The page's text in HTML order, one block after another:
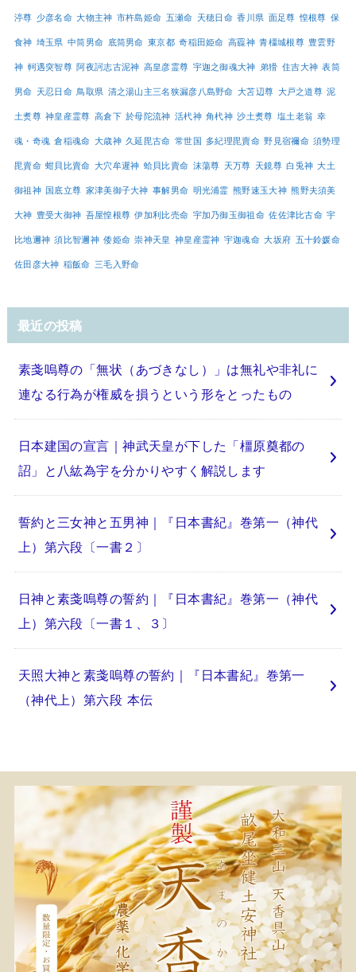
渟尊 少彦名命 大物主神 市杵島姫命 五瀬命 天穂日命 香川県 面足尊 惶根尊 保
食神 埼玉県 中筒男命 底筒男命 東京都 奇稲田姫命 高龗神 青橿城根尊 豊雲野
神 軻遇突智尊 阿夜訶志古泥神 高皇彦霊尊 宇迦之御魂大神 弟猾 住吉大神 表筒
男命 天忍日命 鳥取県 清之湯山主三名狭漏彦八島野命 大苫辺尊 大戸之道尊 泥
土煑尊 神皇産霊尊 高倉下 於母陀流神 活杙神 角杙神 沙土煑尊 塩土老翁 幸
魂・奇魂 倉稲魂命 大歳神 久延毘古命 常世国 多紀理毘賣命 野見宿禰命 須勢理
毘賣命 蚶貝比賣命 大穴牟遲神 蛤貝比賣命 沫蕩尊 天万尊 天鏡尊 白兎神 大土
御祖神 国底立尊 家津美御子大神 事解男命 明光浦霊 熊野速玉大神 熊野夫須美
大神 豊受大御神 吾屋惶根尊 伊加利比売命 宇加乃御玉御祖命 佐佐津比古命 宇
比地邇神 須比智邇神 倭姫命 崇神天皇 神皇産霊神 宇迦魂命 大坂府 五十鈴媛命
佐田彦大神 稲飯命 三毛入野命
最近の投稿
素戔嗚尊の「無状（あづきなし）」は無礼や非礼に
連なる行為が権威を損うという形をとったもの
日本建国の宣言｜神武天皇が下した「橿原奠都の
詔」と八紘為宇を分かりやすく解説します
誓約と三女神と五男神｜『日本書紀』巻第一（神代
上）第六段〔一書２〕
日神と素戔嗚尊の誓約｜『日本書紀』巻第一（神代
上）第六段〔一書１、３〕
天照大神と素戔嗚尊の誓約｜『日本書紀』巻第一
（神代上）第六段 本伝